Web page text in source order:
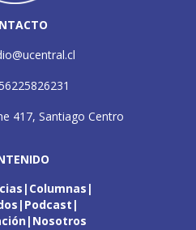
417, Santiago Centro
Columnas
Podcast
Nosotros